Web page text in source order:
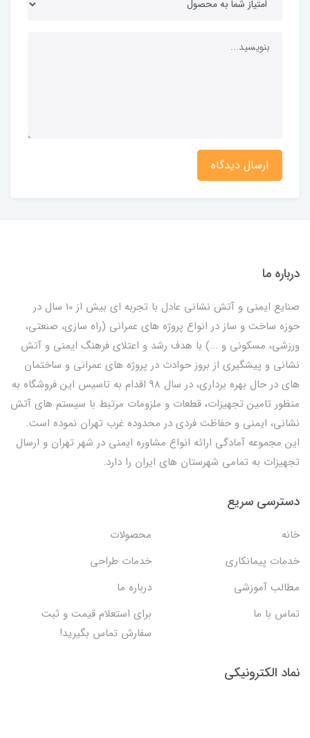
ارسال دیدگاه
درباره ما
صنایع ایمنی و آتش نشانی عادل با تجربه ای بیش از 10 سال در
حوزه ساخت و ساز در انواع پروژه های عمرانی (راه سازی، صنعتی،
ورزشی، مسکونی و ...) با هدف رشد و اعتلای فرهنگ ایمنی و آتش
نشانی و پیشگیری از بروز حوادث در پروژه های عمرانی و ساختمان
های در حال بهره برداری، در سال 98 اقدام به تاسیس این فروشگاه به
منظور تامین تجهیزات، قطعات و ملزومات مرتبط با سیستم های آتش
نشانی، ایمنی و حفاظت فردی در محدوده غرب تهران نموده است.
این مجموعه آمادگی ارائه انواع مشاوره ایمنی در شهر تهران و ارسال
تجهیزات به تمامی شهرستان های ایران را دارد.
دسترسی سریع
خانه
محصولات
خدمات پیمانکاری
خدمات طراحی
مطالب آموزشی
درباره ما
تماس با ما
برای استعلام قیمت و ثبت
سفارش تماس بگیرید!
نماد الکترونیکی